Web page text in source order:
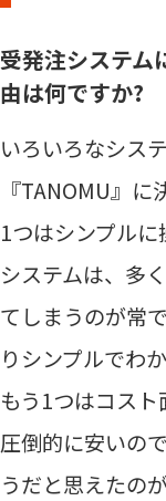
受発注システム
由は何ですか?
いろいろなシス
『TANOMU』に
1つはシンプル
システムは、多
てしまうのが常
りシンプルでわ
もう1つはコス
圧倒的に安いの
うだと思えたの